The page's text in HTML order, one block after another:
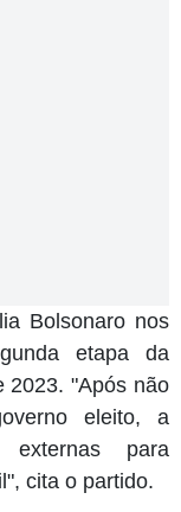
Bolsonaro nos
etapa da
2023. "Após não
eleito, a
externas para
cita o partido.